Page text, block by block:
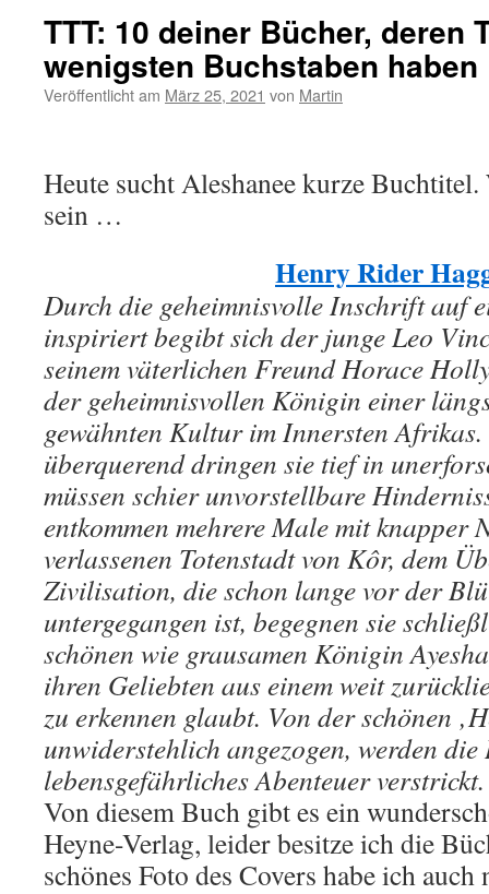
TTT: 10 deiner Bücher, deren
wenigsten Buchstaben haben
Veröffentlicht am März 25, 2021 von Martin
Heute sucht Aleshanee kurze
sein …
Henry Rider
Durch die geheimnisvolle Inschrift auf
inspiriert begibt sich der junge Leo
seinem väterlichen Freund Horace
der geheimnisvollen Königin einer
gewähnten Kultur im Innersten Afrikas.
überquerend dringen sie tief in
müssen schier unvorstellbare
entkommen mehrere Male mit knapper
verlassenen Totenstadt von Kôr, dem
Zivilisation, die schon lange vor der
untergegangen ist, begegnen sie
schönen wie grausamen Königin
ihren Geliebten aus einem weit
zu erkennen glaubt. Von der schönen
unwiderstehlich angezogen, werden
lebensgefährliches Abenteuer verstrickt.
Von diesem Buch gibt es ein
Heyne-Verlag, leider besitze ich die
schönes Foto des Covers habe ich